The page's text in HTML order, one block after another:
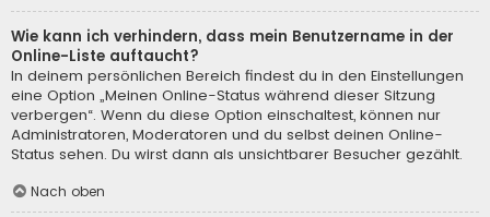
Wie kann ich verhindern, dass mein Benutzername in der
Online-Liste auftaucht?
In deinem persönlichen Bereich findest du in den Einstellungen
eine Option „Meinen Online-Status während dieser Sitzung
verbergen“. Wenn du diese Option einschaltest, können nur
Administratoren, Moderatoren und du selbst deinen Online-
Status sehen. Du wirst dann als unsichtbarer Besucher gezählt.
Nach oben